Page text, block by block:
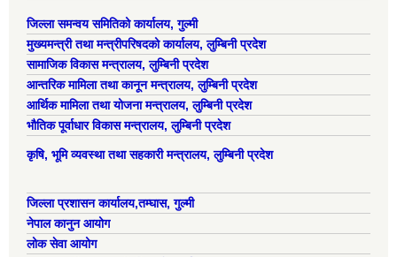
जिल्ला समन्वय समितिको कार्यालय, गुल्मी
मुख्यमन्त्री तथा मन्त्रीपरिषदको कार्यालय, लुम्बिनी प्रदेश
सामाजिक विकास मन्त्रालय, लुम्बिनी प्रदेश
आन्तरिक मामिला तथा कानून मन्त्रालय, लुम्बिनी प्रदेश
आर्थिक मामिला तथा योजना मन्त्रालय, लुम्बिनी प्रदेश
भौतिक पूर्वाधार विकास मन्त्रालय, लुम्बिनी प्रदेश
कृषि, भूमि व्यवस्था तथा सहकारी मन्त्रालय, लुम्बिनी प्रदेश
जिल्ला प्रशासन कार्यालय,तम्घास, गुल्मी
नेपाल कानुन आयोग
लोक सेवा आयोग